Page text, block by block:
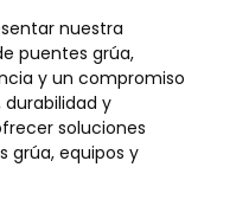
nuestra
puentes grúa,
y un compromiso
y
soluciones
grúa, equipos y